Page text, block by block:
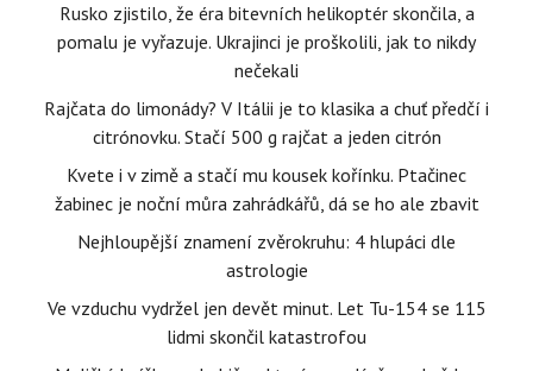
Rusko zjistilo, že éra bitevních helikoptér skončila, a
pomalu je vyřazuje. Ukrajinci je proškolili, jak to nikdy
nečekali
Rajčata do limonády? V Itálii je to klasika a chuť předčí i
citrónovku. Stačí 500 g rajčat a jeden citrón
Kvete i v zimě a stačí mu kousek kořínku. Ptačinec
žabinec je noční můra zahrádkářů, dá se ho ale zbavit
Nejhloupější znamení zvěrokruhu: 4 hlupáci dle
astrologie
Ve vzduchu vydržel jen devět minut. Let Tu-154 se 115
lidmi skončil katastrofou